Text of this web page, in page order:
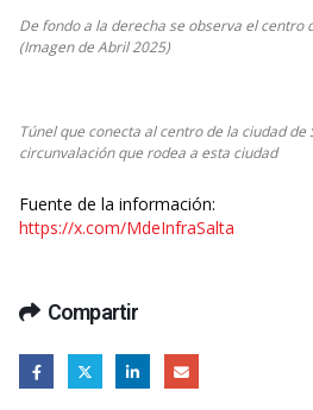
De fondo a la derecha se observa el centro
(Imagen de Abril 2025)
Túnel que conecta al centro de la ciudad
circunvalación que rodea a esta ciudad
Fuente de la información:
https://x.com/MdeInfraSalta
Compartir